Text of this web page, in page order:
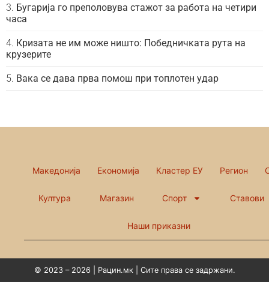
Бугарија го преполовува стажот за работа на четири
часа
Кризата не им може ништо: Победничката рута на
крузерите
Вака се дава прва помош при топлотен удар
Македонија Економија Кластер ЕУ Регион
Култура Магазин Спорт Ставови
Наши приказни
© 2023 – 2026 | Рацин.мк | Сите права се задржани.